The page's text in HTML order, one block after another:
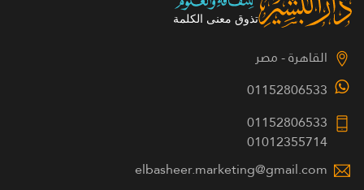
القاهرة - مصر
01152806533
01152806533
01012355714
elbasheer.marketing@gmail.com